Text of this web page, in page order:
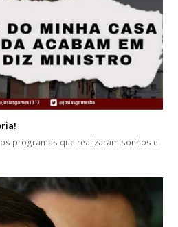
programas que realizaram sonhos e